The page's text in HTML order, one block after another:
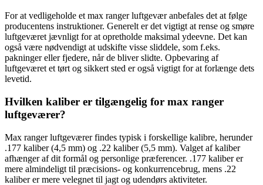
For at vedligeholde et max ranger luftgevær anbefales det at følge
producentens instruktioner. Generelt er det vigtigt at rense og smøre
luftgeværet jævnligt for at opretholde maksimal ydeevne. Det kan
også være nødvendigt at udskifte visse sliddele, som f.eks.
pakninger eller fjedere, når de bliver slidte. Opbevaring af
luftgeværet et tørt og sikkert sted er også vigtigt for at forlænge dets
levetid.
Hvilken kaliber er tilgængelig for max ranger
luftgeværer?
Max ranger luftgeværer findes typisk i forskellige kalibre, herunder
.177 kaliber (4,5 mm) og .22 kaliber (5,5 mm). Valget af kaliber
afhænger af dit formål og personlige præferencer. .177 kaliber er
mere almindeligt til præcisions- og konkurrencebrug, mens .22
kaliber er mere velegnet til jagt og udendørs aktiviteter.